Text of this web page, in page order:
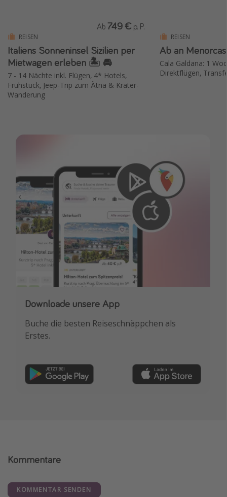
REISEN
Italiens Sonneninsel Sizilien per
Mietwagen erleben 🏝️ 🚘
7 - 14 Nächte inkl. Flügen, 4* Hotels,
Frühstück, Jeep-Trip zum Ätna & Krater-
Wanderung
Ab 749 € p. P.
REISEN
Ab an
Cala Galdana: 1
Direktflügen,
Downloade unsere App
Buche die besten Reiseschnäppchen als
Erstes.
Kommentare
KOMMENTAR SENDEN